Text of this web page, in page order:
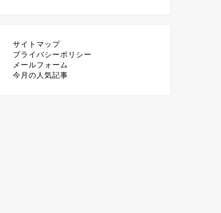
サイトマップ
プライバシーポリシー
メールフォーム
今月の人気記事